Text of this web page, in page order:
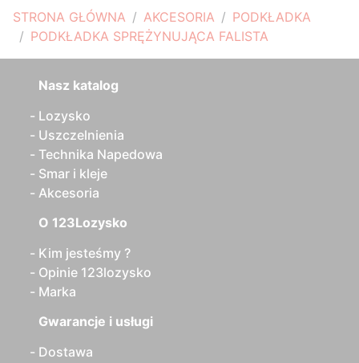
STRONA GŁÓWNA AKCESORIA
PODKŁADKA
PODKŁADKA SPRĘŻYNUJĄCA FALISTA
Nasz katalog
Lozysko
Uszczelnienia
Technika Napedowa
Smar i kleje
Akcesoria
O 123Lozysko
Kim jesteśmy ?
Opinie 123lozysko
Marka
Gwarancje i usługi
Dostawa